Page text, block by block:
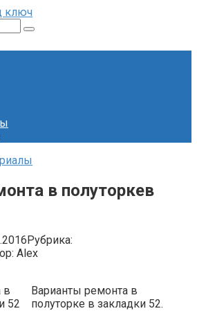
в полуторкев
Рубрика:
Alex
Варианты ремонта в
полуторке в закладки 52.